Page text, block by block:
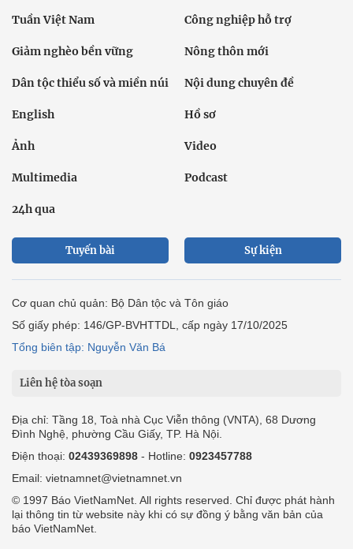
Tuần Việt Nam Công nghiệp hỗ trợ
Giảm nghèo bền vững Nông thôn mới
Dân tộc thiểu số và miền núi Nội dung chuyên đề
English Hồ sơ
Ảnh Video
Multimedia Podcast
24h qua
Tuyến bài Sự kiện
Cơ quan chủ quản: Bộ Dân tộc và Tôn giáo
Số giấy phép: 146/GP-BVHTTDL, cấp ngày 17/10/2025
Tổng biên tập: Nguyễn Văn Bá
Liên hệ tòa soạn
Địa chỉ: Tầng 18, Toà nhà Cục Viễn thông (VNTA), 68 Dương
Đình Nghệ, phường Cầu Giấy, TP. Hà Nội.
Điện thoại: 02439369898 - Hotline: 0923457788
Email: vietnamnet@vietnamnet.vn
© 1997 Báo VietNamNet. All rights reserved. Chỉ được phát hành
lại thông tin từ website này khi có sự đồng ý bằng văn bản của
báo VietNamNet.